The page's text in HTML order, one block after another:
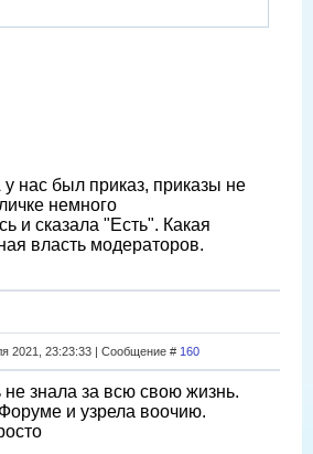
у нас был приказ, приказы не
немного
и сказала "Есть". Какая
власть модераторов.
2021, 23:23:33 | Сообщение # 160
знала за всю свою жизнь.
и узрела воочию.